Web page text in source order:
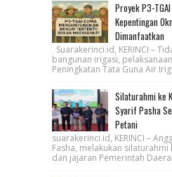
Proyek P3-
Kepentingan
Dimanfaatkan
Suarakerinci.id, KERINCI –
bangunan irigasi,
Peningkatan Tata Guna Air
Silaturahmi ke
Syarif Pasha
Petani
suarakerinci.id, KERINCI –
Fasha, melakukan
dan jajaran Pemerintah